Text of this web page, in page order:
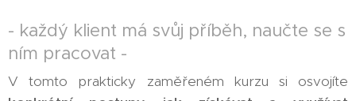
- každý klient má svůj příběh, naučte se s
ním pracovat -
V tomto prakticky zaměřeném kurzu si osvojíte